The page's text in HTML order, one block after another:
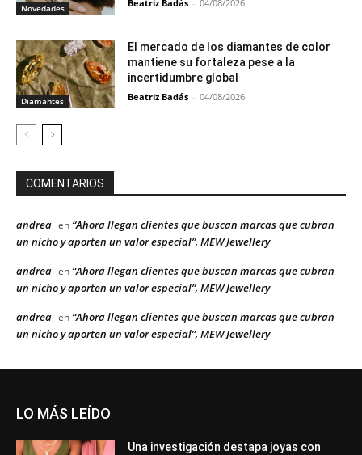
Novedades Beatriz Badás - 04/08/2026
Diamantes
El mercado de los diamantes de color
mantiene su fortaleza pese a la
incertidumbre global
Beatriz Badás - 04/08/2026
COMENTARIOS
andrea en “Ahora llegan clientes que buscan marcas que cubran
un nicho y aporten un valor especial”, MEW Jewellery
andrea en “Ahora llegan clientes que buscan marcas que cubran
un nicho y aporten un valor especial”, MEW Jewellery
andrea en “Ahora llegan clientes que buscan marcas que cubran
un nicho y aporten un valor especial”, MEW Jewellery
LO MÁS LEÍDO
Una investigación destapa joyas con